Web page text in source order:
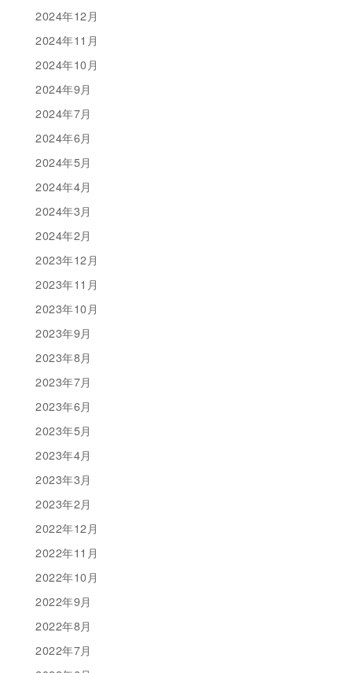
2024年12月
2024年11月
2024年10月
2024年9月
2024年7月
2024年6月
2024年5月
2024年4月
2024年3月
2024年2月
2023年12月
2023年11月
2023年10月
2023年9月
2023年8月
2023年7月
2023年6月
2023年5月
2023年4月
2023年3月
2023年2月
2022年12月
2022年11月
2022年10月
2022年9月
2022年8月
2022年7月